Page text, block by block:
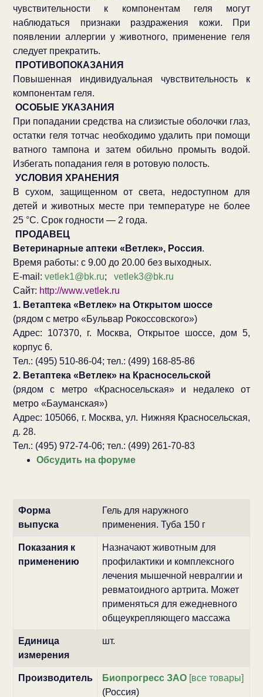
чувствительности к компонентам геля могут
наблюдаться признаки раздражения кожи. При
появлении аллергии у животного, применение геля
следует прекратить.
ПРОТИВОПОКАЗАНИЯ
Повышенная индивидуальная чувствительность к
компонентам геля.
ОСОБЫЕ УКАЗАНИЯ
При попадании средства на слизистые оболочки глаз,
остатки геля тотчас необходимо удалить при помощи
ватного тампона и затем обильно промыть водой.
Избегать попадания геля в ротовую полость.
УСЛОВИЯ ХРАНЕНИЯ
В сухом, защищенном от света, недоступном для
детей и животных месте при температуре не более
25 °С. Срок годности — 2 года.
ПРОДАВЕЦ
Ветеринарные аптеки «Ветлек», Россия.
Время работы: с 9.00 до 20.00 без выходных.
E-mail: vetlek1@bk.ru; vetlek3@bk.ru
Сайт: http://www.vetlek.ru
1. Ветаптека «Ветлек» на Открытом шоссе
(рядом с метро «Бульвар Рокоссовского»)
Адрес: 107370, г. Москва, Открытое шоссе, дом 5,
корпус 6.
Тел.: (495) 510-86-04; тел.: (499) 168-85-86
2. Ветаптека «Ветлек» на Красносельской
(рядом с метро «Красносельская» и недалеко от
метро «Бауманская»)
Адрес: 105066, г. Москва, ул. Нижняя Красносельская,
д. 28.
Тел.: (495) 972-74-06; тел.: (499) 261-70-83
Обсудить на форуме
Форма
выпуска
Гель для наружного
применения. Туба 150 г
Показания к
применению
Назначают животным для
профилактики и комплексного
лечения мышечной невралгии и
ревматоидного артрита. Может
применяться для ежедневного
общеукрепляющего массажа
Единица
измерения
шт.
Производитель Биопрогресс ЗАО[все товары]
(Россия)